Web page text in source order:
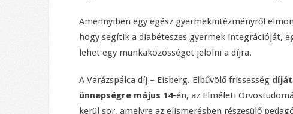
Amennyiben egy egész gyermekintézményről
hogy segítik a diabéteszes gyermek integrációját,
lehet egy munkaközösséget jelölni a díjra.
A Varázspálca díj – Eisberg. Elbűvölő frissesség
ünnepségre május 14-én, az Elméleti
kerül sor, amelyre az elismerésben részesülő